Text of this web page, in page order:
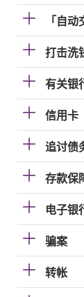
「自
打击洗
有关银
信用卡
追讨债
存款保
电子银
骗案
转帐